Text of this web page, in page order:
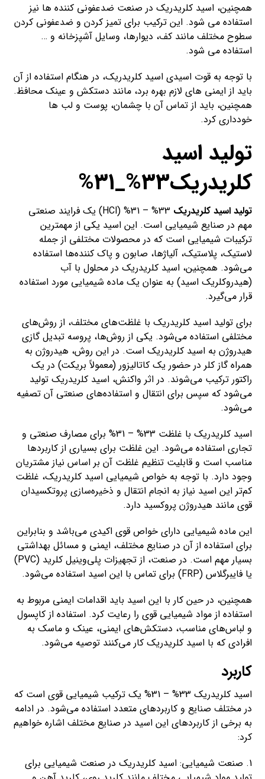
همچنین، اسید کلریدریک در صنعت ضدعفونی کننده ها نیز
استفاده می شود. این ترکیب برای تمیز کردن و ضدعفونی کردن
سطوح مختلف مانند کف، دیوارها، وسایل آشپزخانه و …
استفاده می شود.
با توجه به قوت اسیدی اسید کلریدریک، در هنگام استفاده از آن
باید از ایمنی های لازم بهره برد، مانند دستکش و عینک محافظ.
همچنین، باید از تماس آن با چشمان، پوست و لب ها
خودداری کرد.
تولید اسید
کلریدریک33%_31%
تولید اسید کلریدریک
33% – 31% (HCl) یک فرایند صنعتی
مهم در صنایع شیمیایی است. این اسید یکی از مهمترین
ترکیبات شیمیایی است که در محصولات مختلفی از جمله
لاستیک، پلاستیک، آلیاژها، صابون و پاک کننده‌ها استفاده
می‌شود. همچنین، اسید کلریدریک در محلول با آب
(هیدروکلریک اسید) به عنوان یک ماده شیمیایی مورد استفاده
قرار می‌گیرد.
برای تولید اسید کلریدریک با غلظت‌های مختلف، از روش‌های
مختلفی استفاده می‌شود. یکی از روش‌ها، پروسه تبدیل گازی
هیدروژن به اسید کلریدریک است. در این روش، هیدروژن به
همراه گاز کلر در حضور یک کاتالیزور (معمولاً بریکت) در یک
راکتور ترکیب می‌شوند. در اثر واکنش، اسید کلریدریک تولید
می‌شود که سپس برای انتقال و استفاده‌های صنعتی آن تصفیه
می‌شود.
اسید کلریدریک با غلظت 33% – 31% برای مصارف صنعتی و
تجاری استفاده می‌شود. این غلظت برای بسیاری از کاربردها
مناسب است و قابلیت تنظیم غلظت آن بر اساس نیاز مشتریان
وجود دارد. با توجه به خواص شیمیایی اسید کلریدریک، غلظت
کم‌تر این اسید نیاز به انجام انتقال و ذخیره‌سازی پروتکسیدان
قوی مانند هیدروژن پروکسید دارد.
این ماده شیمیایی دارای خواص قوی اکیدی می‌باشد و بنابراین
برای استفاده از آن در صنایع مختلف، ایمنی و مسائل بهداشتی
بسیار مهم است. در صنعت، از تجهیزات پلی‌وینیل کلرید (PVC)
یا فایبرگلاس (FRP) برای تماس با این اسید استفاده می‌شود.
همچنین، در حین کار با این اسید باید اقدامات ایمنی مربوط به
استفاده از مواد شیمیایی قوی را رعایت کرد. استفاده از کاپسول
و لباس‌های مناسب، دستکش‌های ایمنی، عینک و ماسک به
افرادی که با اسید کلریدریک کار می‌کنند توصیه می‌شود.
کاربرد
اسید کلریدریک 33% – 31% یک ترکیب شیمیایی قوی است که
در مختلف صنایع و کاربردهای متعدد استفاده می‌شود. در ادامه
به برخی از کاربردهای این اسید در صنایع مختلف اشاره خواهیم
کرد:
1. صنعت شیمیایی: اسید کلریدریک در صنعت شیمیایی برای